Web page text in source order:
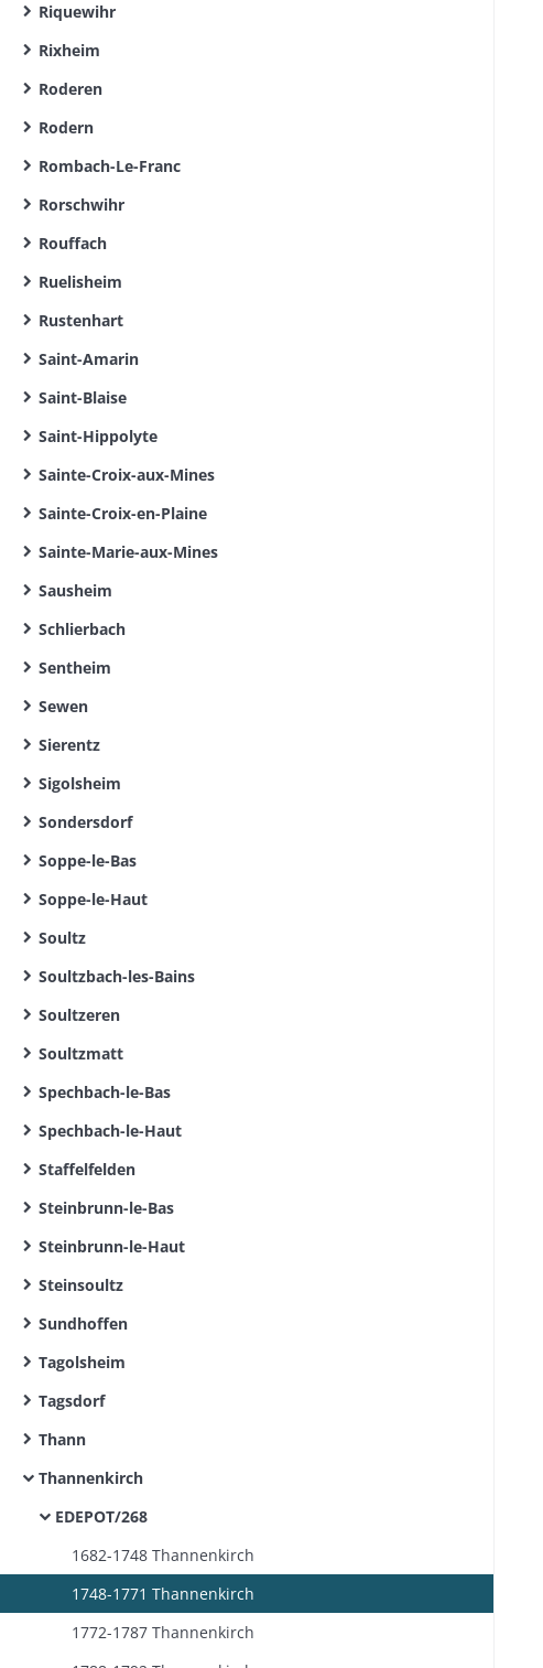
Riquewihr
Rixheim
Roderen
Rodern
Rombach-Le-Franc
Rorschwihr
Rouffach
Ruelisheim
Rustenhart
Saint-Amarin
Saint-Blaise
Saint-Hippolyte
Sainte-Croix-aux-Mines
Sainte-Croix-en-Plaine
Sainte-Marie-aux-Mines
Sausheim
Schlierbach
Sentheim
Sewen
Sierentz
Sigolsheim
Sondersdorf
Soppe-le-Bas
Soppe-le-Haut
Soultz
Soultzbach-les-Bains
Soultzeren
Soultzmatt
Spechbach-le-Bas
Spechbach-le-Haut
Staffelfelden
Steinbrunn-le-Bas
Steinbrunn-le-Haut
Steinsoultz
Sundhoffen
Tagolsheim
Tagsdorf
Thann
Thannenkirch
EDEPOT/268
1682-1748 Thannenkirch
1748-1771 Thannenkirch
1772-1787 Thannenkirch